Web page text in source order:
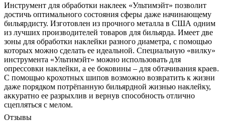
Инструмент для обработки наклеек «Ультимэйт» позволит
достичь оптимального состояния сферы даже начинающему
бильярдисту. Изготовлен из прочного металла в США одним
из лучших производителей товаров для бильярда. Имеет две
зоны для обработки наклейки разного диаметра, с помощью
которых можно сделать ее идеальной. Специальную «вилку»
инструмента «Ультимэйт» можно использовать для
опрессовки наклейки, а ее боковины – для обтачивания краев.
С помощью крохотных шипов возможно возвратить к жизни
даже порядком потрёпанную бильярдной жизнью наклейку,
аккуратно ее разрыхлив и вернув способность отлично
сцепляться с мелом.
Отзывы